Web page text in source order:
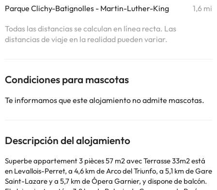
Parque Clichy-Batignolles - Martin-Luther-King 1,6 mi
Todas las distancias se calculan en línea recta. Las
distancias de viaje en la realidad pueden variar.
Condiciones para mascotas
Te informamos que este alojamiento no admite mascotas.
Descripción del alojamiento
Superbe appartement 3 pièces 57 m2 avec Terrasse 33m2 está
en Levallois-Perret, a 4,6 km de Arco del Triunfo, a 5,1 km de Gare
Saint-Lazare y a 5,7 km de Ópera Garnier, y dispone de balcón.